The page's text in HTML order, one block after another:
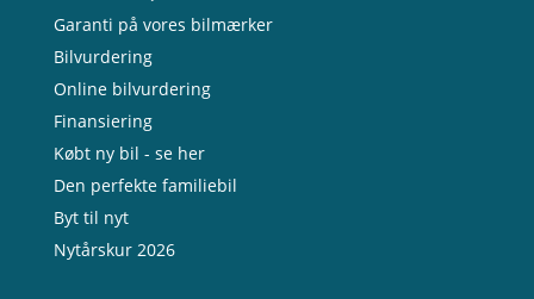
- Nye varebiler
- Brugte varebiler
- Erhvervsleasing
- Testkørsel
- Serviceaftale
- Opladning
Garanti på vores bilmærker
Bilvurdering
Online bilvurdering
Finansiering
Købt ny bil - se her
Den perfekte familiebil
Byt til nyt
Nytårskur 2026